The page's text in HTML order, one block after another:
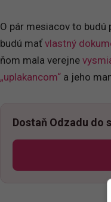
O pár mesiacov to budú
budú mať vlastný
ňom mala verejne
„uplakancom“ a jeho
Dostaň Odzadu do